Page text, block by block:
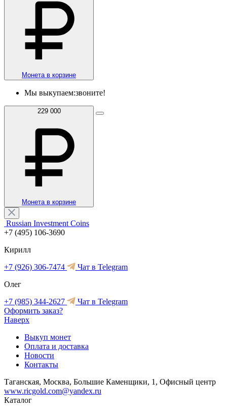
Монета в корзине
Мы выкупаем:звоните!
229 000
Монета в корзине
Russian Investment Coins
+7 (495) 106-3690
Кирилл
+7 (926) 306-7474
Чат в Telegram
Олег
+7 (985) 344-2627
Чат в Telegram
Оформить заказ?
Наверх
Выкуп монет
Оплата и доставка
Новости
Контакты
Таганская, Москва, Большие Каменщики, 1, Офисный центр
www.ricgold.com@yandex.ru
Каталог